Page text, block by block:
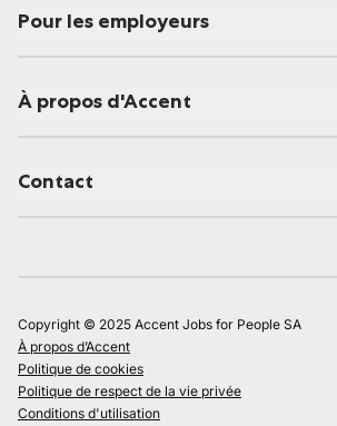
Pour les employeurs
À propos d'Accent
Contact
Copyright © 2025 Accent Jobs for People SA
À propos d’Accent
Politique de cookies
Politique de respect de la vie privée
Conditions d'utilisation